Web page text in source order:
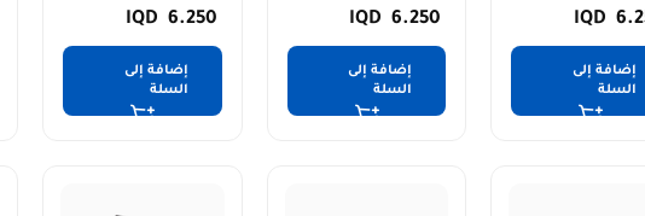
إضافة إلى
السلة
6.250
إضافة إلى
السلة
6.250
إضافة إلى
السلة